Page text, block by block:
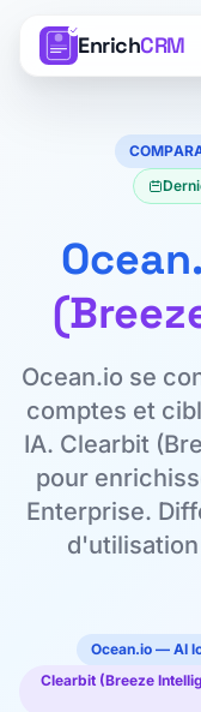
EnrichCRM
Ocean.io se
comptes et
IA. Clearbit
pour
Enterprise.
Ocean.io — AI
Clearbit (Breeze